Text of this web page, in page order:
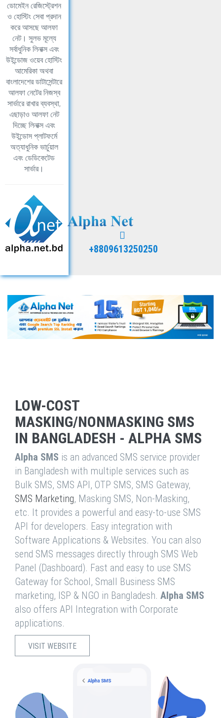
ডোমেইন রেজিস্ট্রেশন
ও হোস্টিং সেবা প্রদান
করে আসছে আলফা
নেট। সুলভ মূল্যে
সর্বাধুনিক লিনাক্স এবং
উইন্ডোজ ওয়েব হোস্টিং
আমেরিকা অথবা
বাংলাদেশের ডাটাসেন্টারে
আলফা নেটের নিজস্ব
সার্ভারে রাখার ব্যবস্থা,
এছাড়াও আলফা নেট
দিচ্ছে লিনাক্স এবং
উইন্ডোস প্লাটফর্মে
অত্যাধুনিক ভার্চুয়াল
এবং ডেডিকেটেড
সার্ভার।
+8809613250250
LOW-COST
MASKING/NONMASKING SMS
IN BANGLADESH - ALPHA SMS
Alpha SMS is an advanced SMS service provider
in Bangladesh with multiple services such as
Bulk SMS, SMS API, OTP SMS, SMS Gateway,
SMS Marketing, Masking SMS, Non-Masking,
etc. It provides a powerful and easy-to-use SMS
API for developers. Easy integration with
Software Applications & Websites. You can also
send SMS messages directly through SMS Web
Panel (Dashboard). Fast and easy to use SMS
Gateway for School, Small Business SMS
marketing, ISP & NGO in Bangladesh. Alpha SMS
also offers API Integration with Corporate
applications.
VISIT WEBSITE